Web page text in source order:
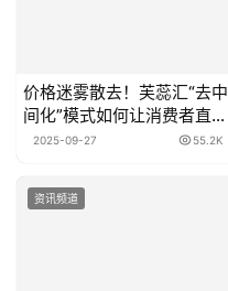
价格迷雾散去！芙蕊汇“去中
间化”模式如何让消费者直享
成本价
2025-09-27 55.2K
资讯频道